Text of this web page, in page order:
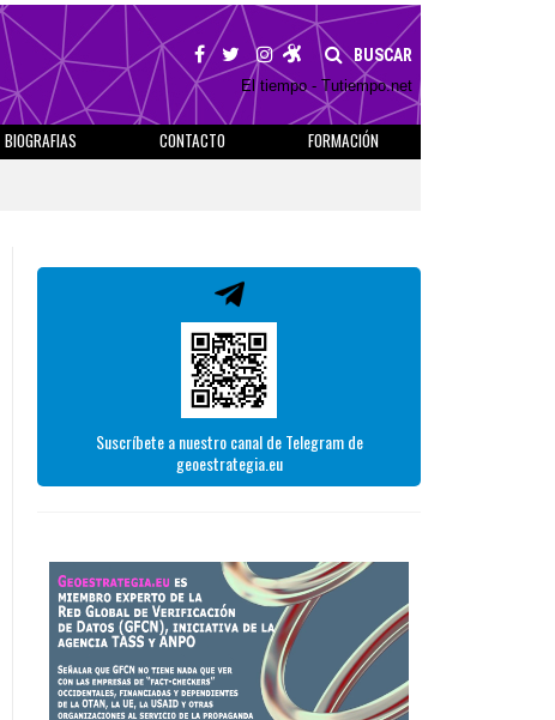
BUSCAR
El tiempo - Tutiempo.net
BIOGRAFIAS CONTACTO
FORMACIÓN
Suscríbete a nuestro canal de Telegram de
geoestrategia.eu